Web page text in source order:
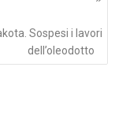
Sospesi i lavori
dell’oleodotto